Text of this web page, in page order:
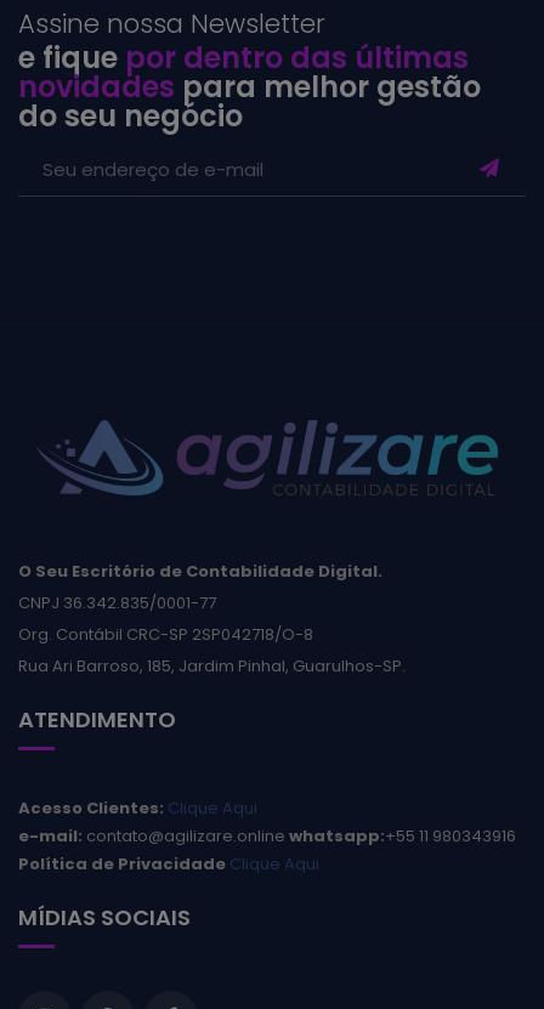
Assine nossa Newsletter
e fique por dentro das últimas
novidades para melhor gestão
do seu negócio
O Seu Escritório de Contabilidade Digital.
CNPJ 36.342.835/0001-77
Org. Contábil CRC-SP 2SP042718/O-8
Rua Ari Barroso, 185, Jardim Pinhal, Guarulhos-SP.
ATENDIMENTO
Acesso Clientes: Clique Aqui
e-mail: contato@agilizare.online whatsapp:+55 11 980343916
Política de Privacidade Clique Aqui
MÍDIAS SOCIAIS